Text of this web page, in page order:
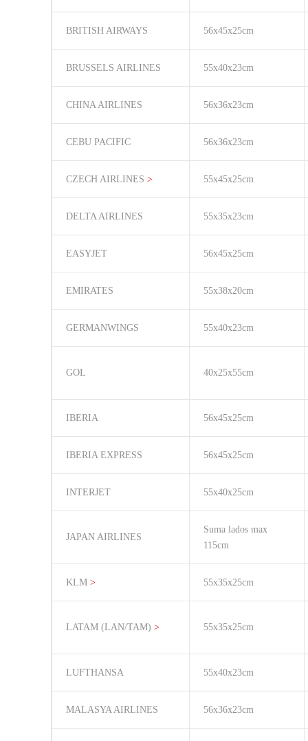
BRITISH AIRWAYS 56x45x25cm
BRUSSELS AIRLINES 55x40x23cm
CHINA AIRLINES 56x36x23cm
CEBU PACIFIC 56x36x23cm
CZECH AIRLINES > 55x45x25cm
DELTA AIRLINES 55x35x23cm
EASYJET 56x45x25cm
EMIRATES 55x38x20cm
GERMANWINGS 55x40x23cm
GOL 40x25x55cm
IBERIA 56x45x25cm
IBERIA EXPRESS 56x45x25cm
INTERJET 55x40x25cm
JAPAN AIRLINES
Suma lados max
115cm
KLM > 55x35x25cm
LATAM (LAN/TAM) > 55x35x25cm
LUFTHANSA 55x40x23cm
MALASYA AIRLINES 56x36x23cm